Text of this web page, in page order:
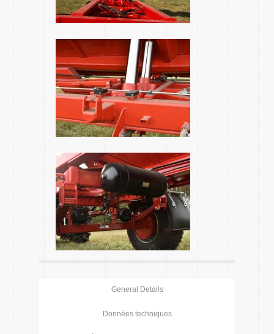
General Details
Données techniques